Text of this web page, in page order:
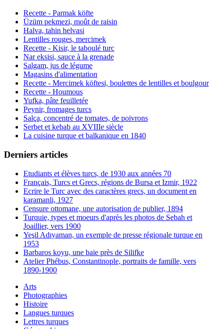
Recette - Parmak köfte
Üzüm pekmezi, moût de raisin
Halva, tahin helvasi
Lentilles rouges, mercimek
Recette - Kisir, le taboulé turc
Nar eksisi, sauce à la grenade
Salgam, jus de légume
Magasins d'alimentation
Recette - Mercimek köftesi, boulettes de lentilles et boulgour
Recette - Houmous
Yufka, pâte feuilletée
Peynir, fromages turcs
Salça, concentré de tomates, de poivrons
Serbet et kebab au XVIIIe siècle
La cuisine turque et balkanique en 1840
Derniers articles
Etudiants et élèves turcs, de 1930 aux années 70
Français, Turcs et Grecs, régions de Bursa et Izmir, 1922
Ecrire le Turc avec des caractères grecs, un document en
karamanli, 1927
Censure ottomane, une autorisation de publier, 1894
Turquie, types et moeurs d'après les photos de Sebah et
Joaillier, vers 1900
Yeşil Adıyaman, un exemple de presse régionale turque en
1953
Barbaros koyu, une baie près de Silifke
Atelier Phébus, Constantinople, portraits de famille, vers
1890-1900
Arts
Photographies
Histoire
Langues turques
Lettres turques